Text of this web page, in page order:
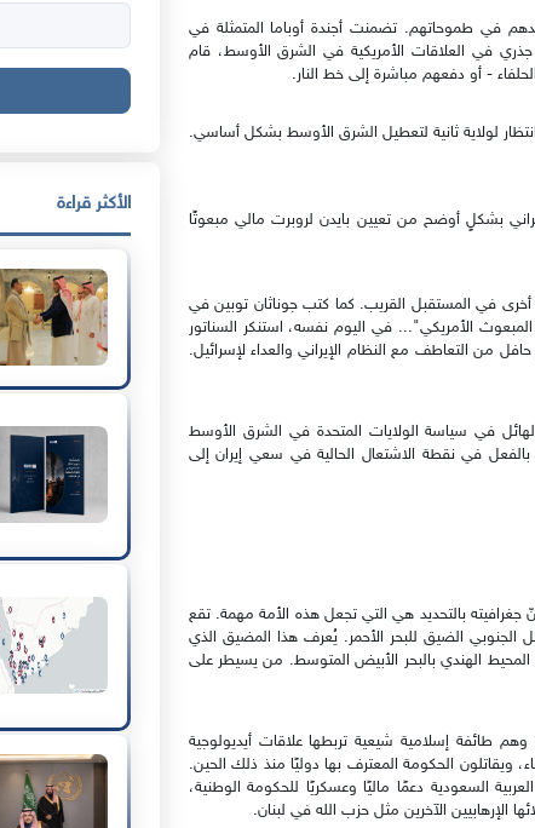
في طموحاتهم. تضمنت أجندة أوباما المتمثلة في
في العلاقات الأمريكية في الشرق الأوسط، قام
- أو دفعهم مباشرة إلى خط النار.
لولاية ثانية لتعطيل الشرق الأوسط بشكل أساسي.
بشكلٍ أوضح من تعيين بايدن لروبرت مالي مبعوثًا
في المستقبل القريب. كما كتب جوناثان توبين في
المبعوث الأمريكي"... في اليوم نفسه، استنكر السناتور
من التعاطف مع النظام الإيراني والعداء لإسرائيل.
في سياسة الولايات المتحدة في الشرق الأوسط
في نقطة الاشتعال الحالية في سعي إيران إلى
بالتحديد هي التي تجعل هذه الأمة مهمة. تقع
الجنوبي الضيق للبحر الأحمر. يُعرف هذا المضيق الذي
يربط المحيط الهندي بالبحر الأبيض المتوسط. من يسيطر على
وهم طائفة إسلامية شيعية تربطها علاقات أيديولوجية
العاصمة صنعاء، ويقاتلون الحكومة المعترف بها دوليًا منذ ذلك الحين.
السعودية دعمًا ماليًا وعسكريًا للحكومة الوطنية،
الإرهابيين الآخرين مثل حزب الله في لبنان.
الأكثر قراءة